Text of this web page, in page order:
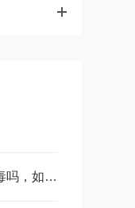
FST剪可以用碘伏消毒吗，如何消毒？